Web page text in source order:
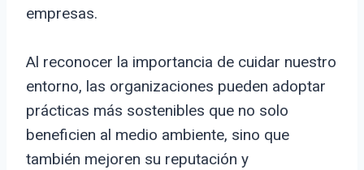
empresas.
Al reconocer la importancia de cuidar nuestro
entorno, las organizaciones pueden adoptar
prácticas más sostenibles que no solo
beneficien al medio ambiente, sino que
también mejoren su reputación y